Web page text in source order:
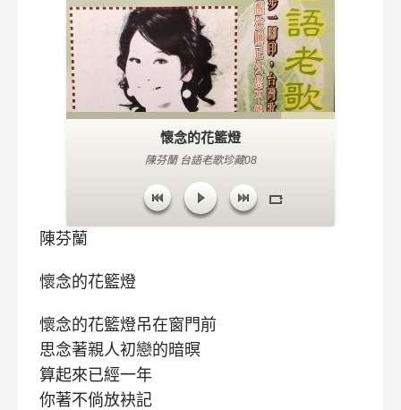
懷念的花籃燈
陳芬蘭 台語老歌珍藏08
陳芬蘭
懷念的花籃燈
懷念的花籃燈吊在窗門前
思念著親人初戀的暗暝
算起來已經一年
你著不倘放袂記